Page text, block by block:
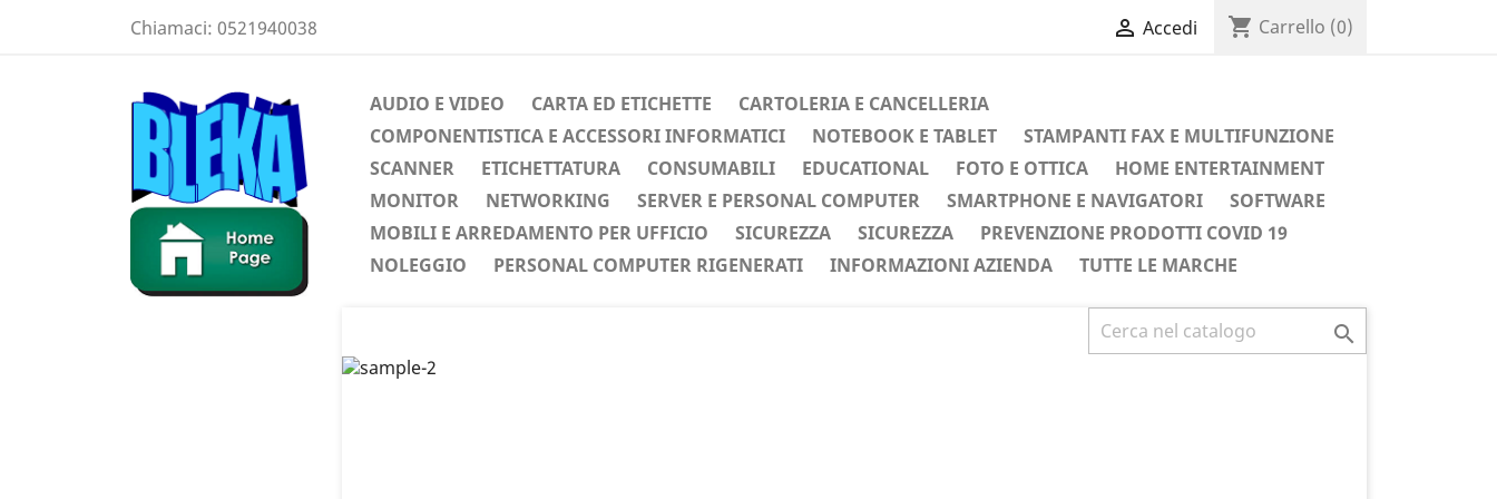
Chiamaci: 0521940038  Accedi shopping_cart Carrello (0)
AUDIO E VIDEO CARTA ED ETICHETTE
CARTOLERIA E CANCELLERIA
COMPONENTISTICA E ACCESSORI INFORMATICI
NOTEBOOK E TABLET
STAMPANTI FAX E MULTIFUNZIONE
SCANNER
ETICHETTATURA CONSUMABILI EDUCATIONAL FOTO E OTTICA
HOME ENTERTAINMENT
MONITOR
NETWORKING SERVER E PERSONAL COMPUTER SMARTPHONE E NAVIGATORI
SOFTWARE
MOBILI E ARREDAMENTO PER UFFICIO
SICUREZZA SICUREZZA
PREVENZIONE PRODOTTI COVID 19
NOLEGGIO
PERSONAL COMPUTER RIGENERATI INFORMAZIONI AZIENDA TUTTE LE MARCHE

Successivo